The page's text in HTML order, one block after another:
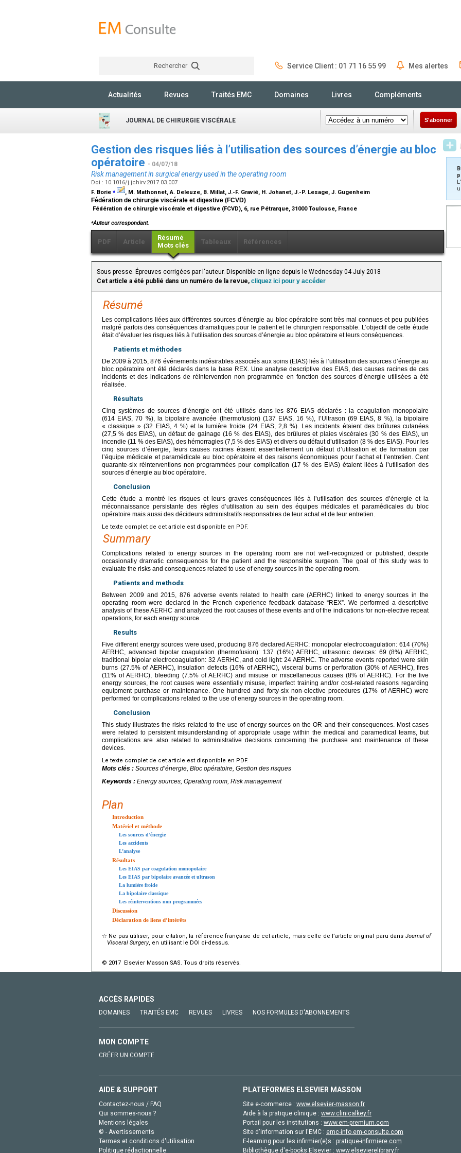
Rechercher Service Client : 01 71 16 55 99 Mes alertes
Actualités Revues Traités EMC Domaines Livres Compléments
JOURNAL DE CHIRURGIE VISCÉRALE S'abonner
Gestion des risques liés à l’utilisation des sources d’énergie au bloc
opératoire - 04/07/18
Risk management in surgical energy used in the operating room
Doi : 10.1016/j.jchirv.2017.03.007
F. Borie ⁎ , M. Mathonnet, A. Deleuze, B. Millat, J.-F. Gravié, H. Johanet, J.-P. Lesage, J. Gugenheim
Fédération de chirurgie viscérale et digestive (FCVD)
Fédération de chirurgie viscérale et digestive (FCVD), 6, rue Pétrarque, 31000 Toulouse, France
⁎Auteur correspondant.
PDF Article
Résumé
Mots clés
Tableaux Références
Sous presse. Épreuves corrigées par l'auteur. Disponible en ligne depuis le Wednesday 04 July 2018
Cet article a été publié dans un numéro de la revue, cliquez ici pour y accéder
Résumé
Les complications liées aux différentes sources d’énergie au bloc opératoire sont très mal connues et peu publiées
malgré parfois des conséquences dramatiques pour le patient et le chirurgien responsable. L’objectif de cette étude
était d’évaluer les risques liés à l’utilisation des sources d’énergie au bloc opératoire et leurs conséquences.
Patients et méthodes
De 2009 à 2015, 876 événements indésirables associés aux soins (EIAS) liés à l’utilisation des sources d’énergie au
bloc opératoire ont été déclarés dans la base REX. Une analyse descriptive des EIAS, des causes racines de ces
incidents et des indications de réintervention non programmée en fonction des sources d’énergie utilisées a été
réalisée.
Résultats
Cinq systèmes de sources d’énergie ont été utilisés dans les 876 EIAS déclarés : la coagulation monopolaire
(614 EIAS, 70 %), la bipolaire avancée (thermofusion) (137 EIAS, 16 %), l’Ultrason (69 EIAS, 8 %), la bipolaire
« classique » (32 EIAS, 4 %) et la lumière froide (24 EIAS, 2,8 %). Les incidents étaient des brûlures cutanées
(27,5 % des EIAS), un défaut de gainage (16 % des EIAS), des brûlures et plaies viscérales (30 % des EIAS), un
incendie (11 % des EIAS), des hémorragies (7,5 % des EIAS) et divers ou défaut d’utilisation (8 % des EIAS). Pour les
cinq sources d’énergie, leurs causes racines étaient essentiellement un défaut d’utilisation et de formation par
l’équipe médicale et paramédicale au bloc opératoire et des raisons économiques pour l’achat et l’entretien. Cent
quarante-six réinterventions non programmées pour complication (17 % des EIAS) étaient liées à l’utilisation des
sources d’énergie au bloc opératoire.
Conclusion
Cette étude a montré les risques et leurs graves conséquences liés à l’utilisation des sources d’énergie et la
méconnaissance persistante des règles d’utilisation au sein des équipes médicales et paramédicales du bloc
opératoire mais aussi des décideurs administratifs responsables de leur achat et de leur entretien.
Le texte complet de cet article est disponible en PDF.
Summary
Complications related to energy sources in the operating room are not well-recognized or published, despite
occasionally dramatic consequences for the patient and the responsible surgeon. The goal of this study was to
evaluate the risks and consequences related to use of energy sources in the operating room.
Patients and methods
Between 2009 and 2015, 876 adverse events related to health care (AERHC) linked to energy sources in the
operating room were declared in the French experience feedback database “REX”. We performed a descriptive
analysis of these AERHC and analyzed the root causes of these events and of the indications for non-elective repeat
operations, for each energy source.
Results
Five different energy sources were used, producing 876 declared AERHC: monopolar electrocoagulation: 614 (70%)
AERHC, advanced bipolar coagulation (thermofusion): 137 (16%) AERHC, ultrasonic devices: 69 (8%) AERHC,
traditional bipolar electrocoagulation: 32 AERHC, and cold light: 24 AERHC. The adverse events reported were skin
burns (27.5% of AERHC), insulation defects (16% of AERHC), visceral burns or perforation (30% of AERHC), fires
(11% of AERHC), bleeding (7.5% of AERHC) and misuse or miscellaneous causes (8% of AERHC). For the five
energy sources, the root causes were essentially misuse, imperfect training and/or cost-related reasons regarding
equipment purchase or maintenance. One hundred and forty-six non-elective procedures (17% of AERHC) were
performed for complications related to the use of energy sources in the operating room.
Conclusion
This study illustrates the risks related to the use of energy sources on the OR and their consequences. Most cases
were related to persistent misunderstanding of appropriate usage within the medical and paramedical teams, but
complications are also related to administrative decisions concerning the purchase and maintenance of these
devices.
Le texte complet de cet article est disponible en PDF.
Mots clés : Sources d’énergie, Bloc opératoire, Gestion des risques
Keywords : Energy sources, Operating room, Risk management
Plan
Introduction
Matériel et méthode
Les sources d’énergie
Les accidents
L’analyse
Résultats
Les EIAS par coagulation monopolaire
Les EIAS par bipolaire avancée et ultrason
La lumière froide
La bipolaire classique
Les réinterventions non programmées
Discussion
Déclaration de liens d’intérêts
☆ Ne pas utiliser, pour citation, la référence française de cet article, mais celle de l’article original paru dans Journal of
Visceral Surgery, en utilisant le DOI ci-dessus.
© 2017 Elsevier Masson SAS. Tous droits réservés.
ACCÈS RAPIDES
DOMAINES TRAITÉS EMC REVUES LIVRES NOS FORMULES D'ABONNEMENTS
MON COMPTE
CRÉER UN COMPTE
AIDE & SUPPORT
Contactez-nous / FAQ
Qui sommes-nous ?
Mentions légales
© - Avertissements
Termes et conditions d'utilisation
Politique rédactionnelle
PLATEFORMES ELSEVIER MASSON
Site e-commerce : www.elsevier-masson.fr
Aide à la pratique clinique : www.clinicalkey.fr
Portail pour les institutions : www.em-premium.com
Site d'information sur l'EMC : emc-info.em-consulte.com
E-learning pour les infirmier(e)s : pratique-infirmiere.com
Bibliothèque d'e-books Elsevier : www.elsevierelibrary.fr